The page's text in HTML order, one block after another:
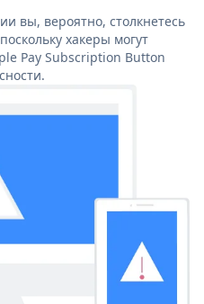
вы, вероятно, столкнетесь
хакеры могут
Pay Subscription Button